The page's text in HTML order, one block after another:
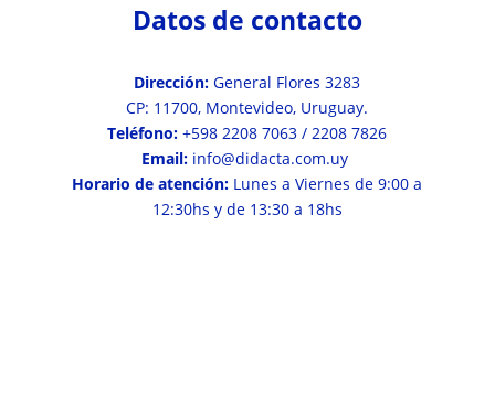
Datos de contacto
Dirección: General Flores 3283
CP: 11700, Montevideo, Uruguay.
Teléfono: +598 2208 7063 / 2208 7826
Email: info@didacta.com.uy
Horario de atención: Lunes a Viernes de 9:00 a
12:30hs y de 13:30 a 18hs